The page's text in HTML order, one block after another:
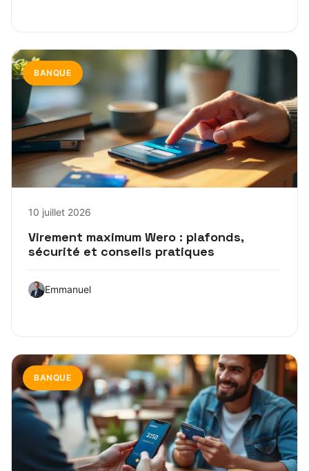
BANQUE
10 juillet 2026
Virement maximum Wero : plafonds,
sécurité et conseils pratiques
Emmanuel
BANQUE